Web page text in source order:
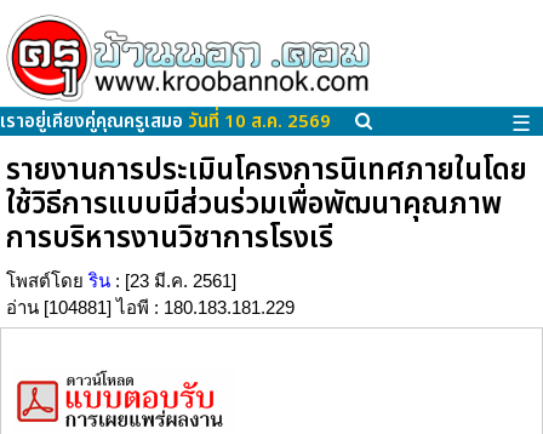
เราอยู่เคียงคู่คุณครูเสมอ วันที่ 10 ส.ค. 2569 ☰
รายงานการประเมินโครงการนิเทศภายในโดย
ใช้วิธีการแบบมีส่วนร่วมเพื่อพัฒนาคุณภาพ
การบริหารงานวิชาการโรงเรี
โพสต์โดย ริน : [23 มี.ค. 2561]
อ่าน [104881] ไอพี : 180.183.181.229